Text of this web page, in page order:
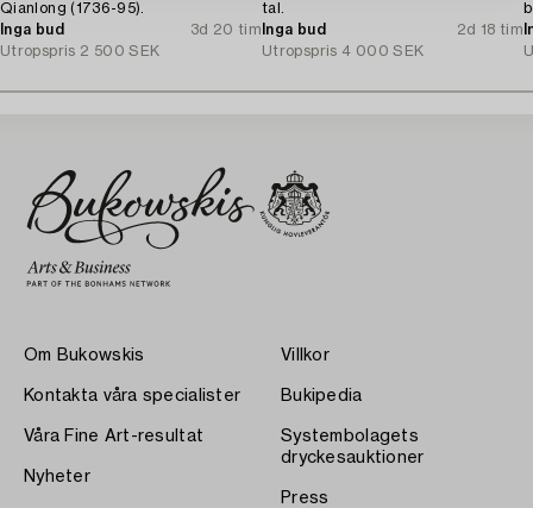
Qianlong (1736-95).
Inga bud
3d 20 tim
Utropspris 2 500 SEK
tal.
Inga bud
2d 18 tim
Utropspris 4 000 SEK
Om Bukowskis
Kontakta våra specialister
Våra Fine Art-resultat
Nyheter
Villkor
Bukipedia
Systembolagets
dryckesauktioner
Press